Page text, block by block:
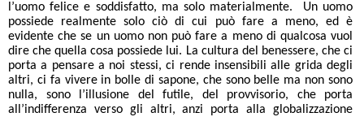
l’uomo felice e soddisfatto, ma solo materialmente. Un uomo
possiede realmente solo ciò di cui può fare a meno, ed è
evidente che se un uomo non può fare a meno di qualcosa vuol
dire che quella cosa possiede lui. La cultura del benessere, che ci
porta a pensare a noi stessi, ci rende insensibili alle grida degli
altri, ci fa vivere in bolle di sapone, che sono belle ma non sono
nulla, sono l’illusione del futile, del provvisorio, che porta
all’indifferenza verso gli altri, anzi porta alla globalizzazione